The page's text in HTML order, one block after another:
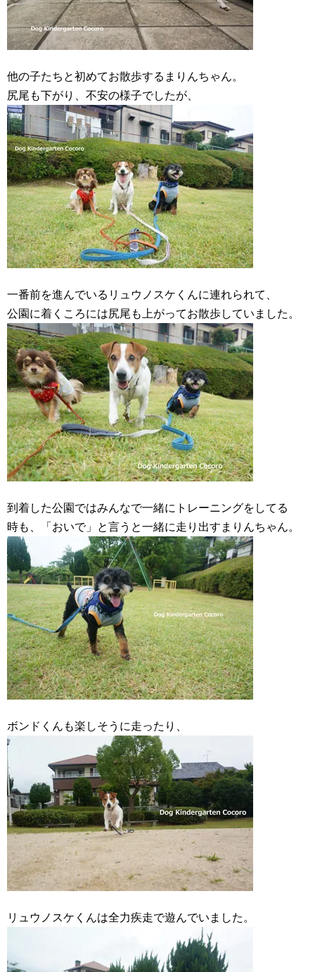
他の子たちと初めてお散歩するまりんちゃん。
尻尾も下がり、不安の様子でしたが、
一番前を進んでいるリュウノスケくんに連れられて、
公園に着くころには尻尾も上がってお散歩していました。
到着した公園ではみんなで一緒にトレーニングをしてる
時も、「おいで」と言うと一緒に走り出すまりんちゃん。
ボンドくんも楽しそうに走ったり、
リュウノスケくんは全力疾走で遊んでいました。